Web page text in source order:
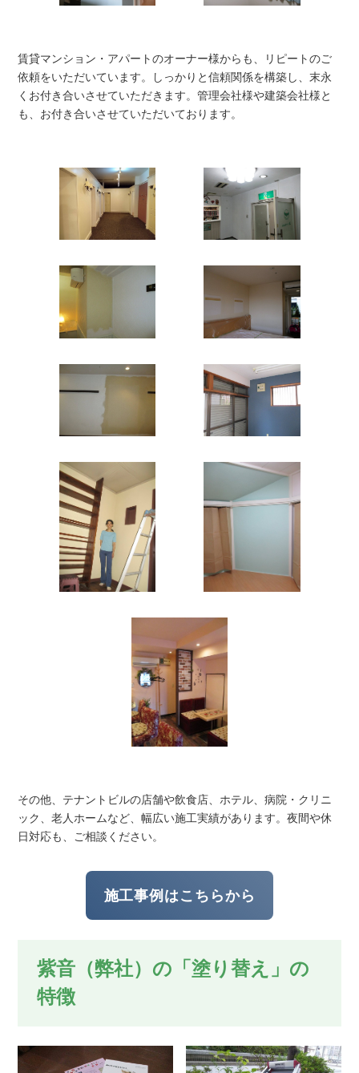
賃貸マンション・アパートのオーナー様からも、リピートのご
依頼をいただいています。しっかりと信頼関係を構築し、末永
くお付き合いさせていただきます。管理会社様や建築会社様と
も、お付き合いさせていただいております。
その他、テナントビルの店舗や飲食店、ホテル、病院・クリニ
ック、老人ホームなど、幅広い施工実績があります。夜間や休
日対応も、ご相談ください。
施工事例はこちらから
紫音（弊社）の「塗り替え」の
特徴